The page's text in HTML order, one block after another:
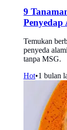
9
Temukan
penyeda
tanpa MSG.
Hot•1 bulan